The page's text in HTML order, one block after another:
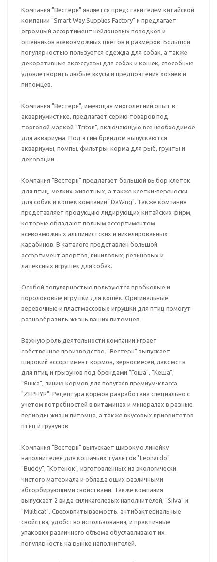
Компания "Вестерн" является представителем китайской
компании "Smart Way Supplies Factory" и предлагает
огромный ассортимент нейлоновых поводков и
ошейников всевозможных цветов и размеров. Большой
популярностью пользуется одежда для собак, а также
декоративные аксессуары для собак и кошек, способные
удовлетворить любые вкусы и предпочтения хозяев и
питомцев.
Компания "Вестерн", имеющая многолетний опыт в
аквариумистике, предлагает серию товаров под
торговой маркой "Triton", включающую все необходимое
для аквариума. Под этим брендом выпускаются
аквариумы, помпы, фильтры, корма для рыб, грунты и
декорации.
Компания "Вестерн" предлагает большой выбор клеток
для птиц, мелких животных, а также клетки-переноски
для собак и кошек компании "DaYang". Также компания
представляет продукцию лидирующих китайских фирм,
которые обладают полным ассортиментом
всевозможных альпинистских и никелированных
карабинов. В каталоге представлен большой
ассортимент апортов, виниловых, резиновых и
латексных игрушек для собак.
Особой популярностью пользуются пробковые и
поролоновые игрушки для кошек. Оригинальные
веревочные и пластмассовые игрушки для птиц помогут
разнообразить жизнь ваших питомцев.
Важную роль деятельности компании играет
собственное производство. "Вестерн" выпускает
широкий ассортимент кормов, зерносмесей, лакомств
для птиц и грызунов под брендами "Гоша", "Кеша",
"Яшка", линию кормов для попугаев премиум-класса
"ZEPHYR". Рецептура кормов разработана специально с
учетом потребностей в витаминах и минералах в разные
периоды жизни питомца, а также вкусовых приоритетов
птиц и грузунов.
Компания "Вестерн" выпускает широкую линейку
наполнителей для кошачьих туалетов "Leonardo",
"Buddy", "Котенок", изготовленных из экологически
чистого материала и обладающих различными
абсорбирующими свойствами. Также компания
выпускает 2 вида силикагелевых наполнителей, "Silva" и
"Multicat". Сверхвпитываемость, антибактериальные
свойства, удобство использования, и практичные
упаковки различного объема обуславливают их
популярность на рынке наполнителей.